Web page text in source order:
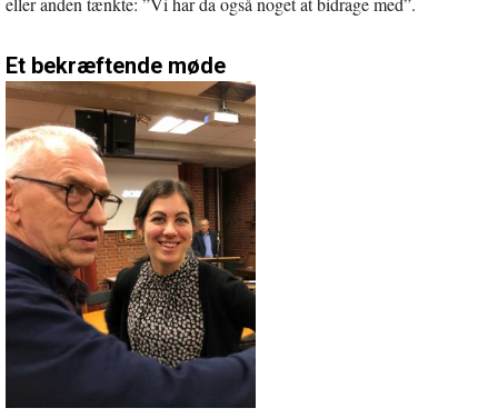
Et bekræftende møde